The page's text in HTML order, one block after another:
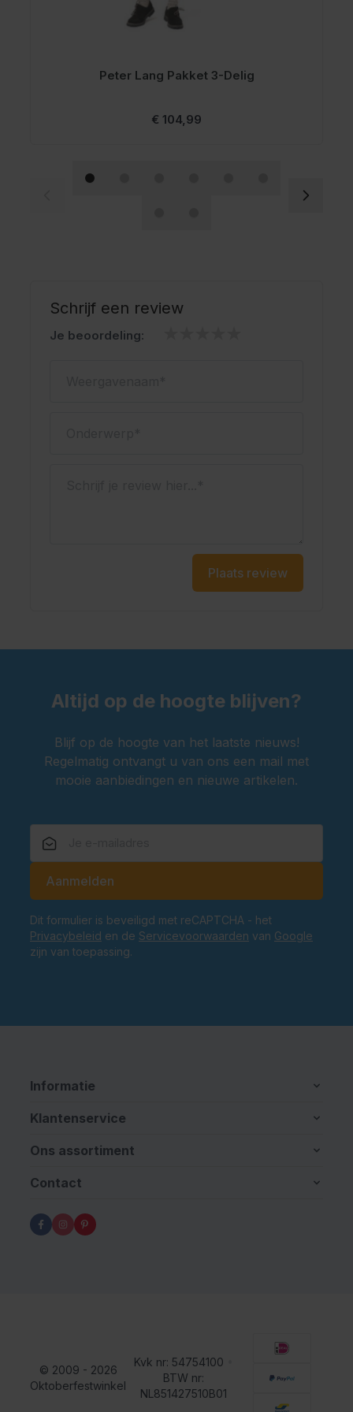
Peter Lang Pakket 3-Delig
Vanaf
€ 104,99
Schrijf een review
Je beoordeling:
Plaats review
Altijd op de hoogte blijven?
Blijf op de hoogte van het laatste nieuws!
Regelmatig ontvangt u van ons een mail met
mooie aanbiedingen en nieuwe artikelen.
Aanmelden
Dit formulier is beveiligd met reCAPTCHA - het
Privacybeleid en de Servicevoorwaarden van Google
zijn van toepassing.
Informatie
Klantenservice
Ons assortiment
Contact
© 2009 - 2026
Oktoberfestwinkel
Kvk nr: 54754100
BTW nr:
NL851427510B01